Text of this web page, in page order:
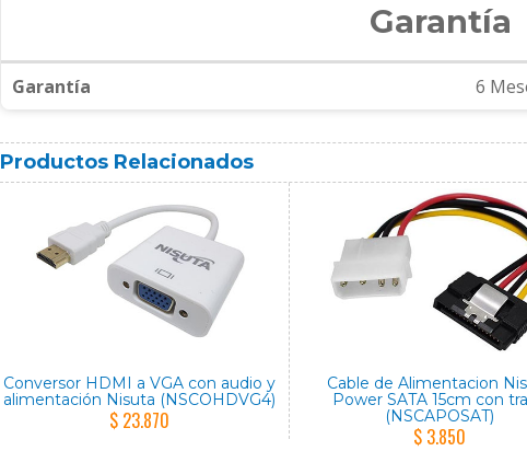
Garantía
Garantía 6
Productos Relacionados
Conversor HDMI a VGA con audio y
alimentación Nisuta (NSCOHDVG4)
$ 23.870
Cable de Alimentacion
Power SATA 15cm con
(NSCAPOSAT)
$ 3.850